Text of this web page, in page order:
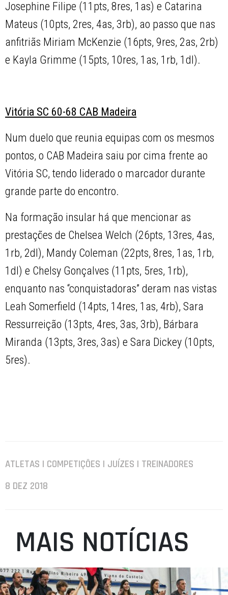
Josephine Filipe (11pts, 8res, 1as) e Catarina
Mateus (10pts, 2res, 4as, 3rb), ao passo que nas
anfitriãs Miriam McKenzie (16pts, 9res, 2as, 2rb)
e Kayla Grimme (15pts, 10res, 1as, 1rb, 1dl).
Vitória SC 60-68 CAB Madeira
Num duelo que reunia equipas com os mesmos
pontos, o CAB Madeira saiu por cima frente ao
Vitória SC, tendo liderado o marcador durante
grande parte do encontro.
Na formação insular há que mencionar as
prestações de Chelsea Welch (26pts, 13res, 4as,
1rb, 2dl), Mandy Coleman (22pts, 8res, 1as, 1rb,
1dl) e Chelsy Gonçalves (11pts, 5res, 1rb),
enquanto nas “conquistadoras” deram nas vistas
Leah Somerfield (14pts, 14res, 1as, 4rb), Sara
Ressurreição (13pts, 4res, 3as, 3rb), Bárbara
Miranda (13pts, 3res, 3as) e Sara Dickey (10pts,
5res).
ATLETAS | COMPETIÇÕES | JUÍZES | TREINADORES
8 DEZ 2018
MAIS NOTÍCIAS